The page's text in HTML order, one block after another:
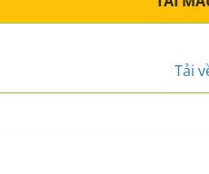
Tải